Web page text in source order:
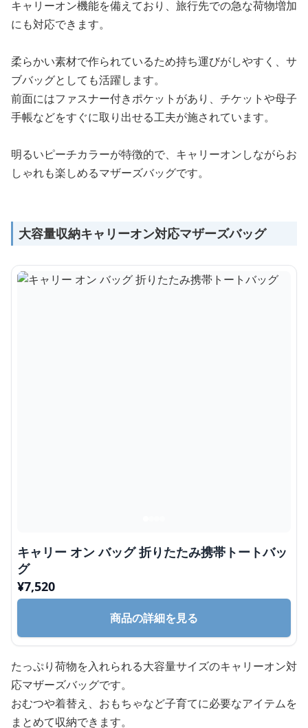
キャリーオン機能を備えており、旅行先での急な荷物増加
にも対応できます。
柔らかい素材で作られているため持ち運びがしやすく、サ
ブバッグとしても活躍します。
前面にはファスナー付きポケットがあり、チケットや母子
手帳などをすぐに取り出せる工夫が施されています。
明るいピーチカラーが特徴的で、キャリーオンしながらお
しゃれも楽しめるマザーズバッグです。
大容量収納キャリーオン対応マザーズバッグ
キャリー オン バッグ 折りたたみ携帯トートバッ
グ
¥7,520
商品の詳細を見る
たっぷり荷物を入れられる大容量サイズのキャリーオン対
応マザーズバッグです。
おむつや着替え、おもちゃなど子育てに必要なアイテムを
まとめて収納できます。